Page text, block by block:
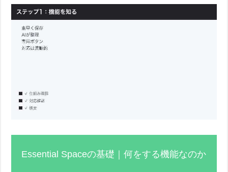
Essential Spaceの基礎｜何をする機能なのか